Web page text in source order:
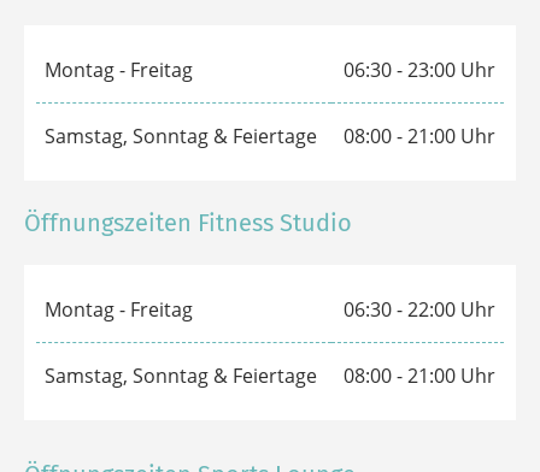
Instruktor
Hyrox Coach
Öffnungzeiten Rezeption
Montag - Freitag 06:30 - 23:00 Uhr